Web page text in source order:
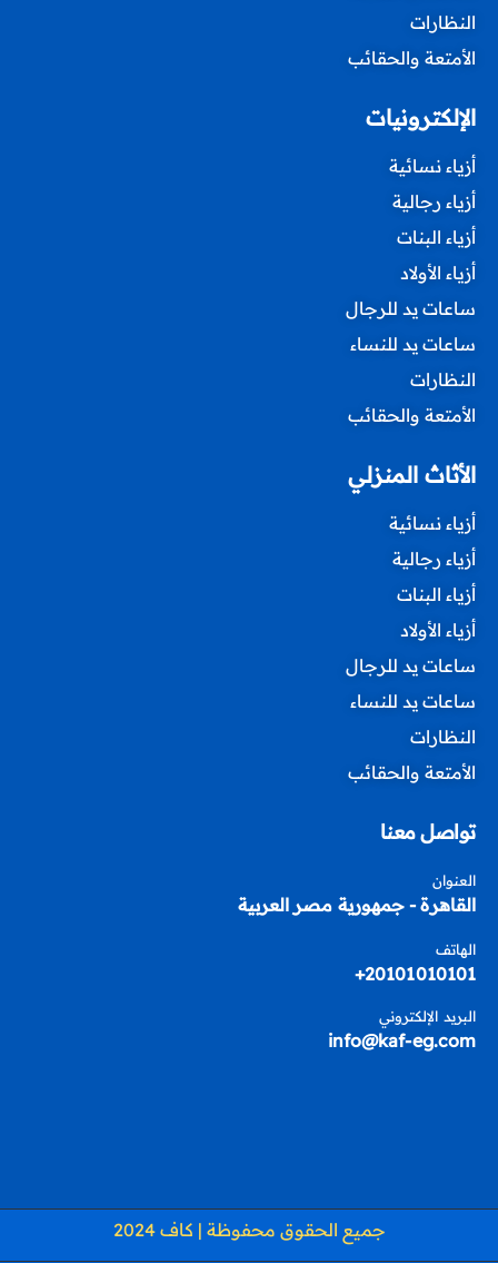
النظارات
الأمتعة والحقائب
الإلكترونيات
أزياء نسائية
أزياء رجالية
أزياء البنات
أزياء الأولاد
ساعات يد للرجال
ساعات يد للنساء
النظارات
الأمتعة والحقائب
الأثاث المنزلي
أزياء نسائية
أزياء رجالية
أزياء البنات
أزياء الأولاد
ساعات يد للرجال
ساعات يد للنساء
النظارات
الأمتعة والحقائب
تواصل معنا
العنوان
القاهرة - جمهورية مصر العربية
الهاتف
20101010101+
البريد الإلكتروني
info@kaf-eg.com
جميع الحقوق محفوظة | كاف 2024